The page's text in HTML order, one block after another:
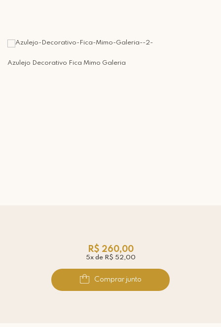
Azulejo Decorativo Fica Mimo Galeria
R$ 260,00
5x de R$ 52,00
Comprar junto